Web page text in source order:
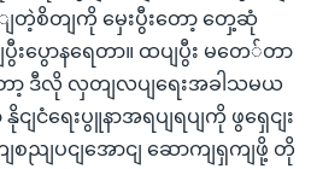
ျတဲ့စိတျကို မှေးပွီးတော့ တှေ့ဆုံ
ပွီးပွောနရေတာ။ ထပျပွီး မတေ်တာ
ော့ ဒီလို လှတျလပျရေးအခါသမယ
ျငံရေးပွူနာအရပျရပျကို ဖွရှေငျး
ညျပငျအောငျ ဆောကျရှကျဖို့ တို